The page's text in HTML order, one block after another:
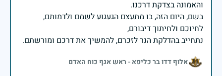
בשם, היום הזה, בו מתעצם הגעגוע לשמם ולדמותם,
נתחייב בהדלקת הנר לזכרם, להמשיך את דרכם ומורשתם.
אלוף דדו בר כליפא - ראש אגף כוח האדם